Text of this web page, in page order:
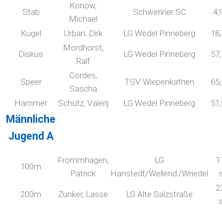
Stab
Konow,
Michael
Schweriner SC
Kugel Urban, Dirk LG Wedel Pinneberg
Diskus
Mordhorst,
Ralf
LG Wedel Pinneberg
Speer
Cordes,
Sascha
TSV Wiepenkathen
Hammer Schütz, Valerij LG Wedel Pinneberg
Männliche
Jugend A
100m
Frommhagen,
Patrick
LG
Hanstedt/Wellend./Wriedel
200m Zunker, Lasse LG Alte Salzstraße